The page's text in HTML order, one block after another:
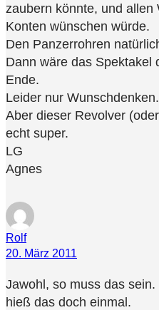
zaubern könnte, und allen
Konten wünschen würde.
Den Panzerrohren
Dann wäre das Spektakel
Ende.
Leider nur Wunschdenken.
Aber dieser Revolver
echt super.
LG
Agnes
Rolf
20. März 2011
Jawohl, so muss das
hieß das doch einmal.